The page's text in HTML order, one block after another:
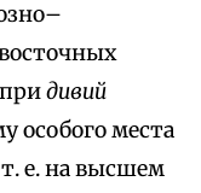
дивий
особого места
е. на высшем